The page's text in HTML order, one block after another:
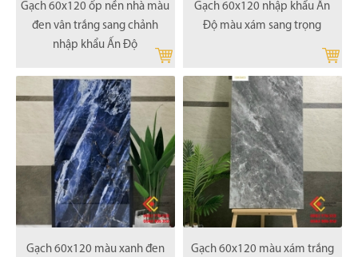
Gạch 60x120 ốp nền nhà màu
đen vân trắng sang chảnh
nhập khẩu Ấn Độ
Gạch 60x120 nhập khẩu Ấn
Độ màu xám sang trọng
Gạch 60x120 màu xanh đen
Gạch 60x120 màu xám trắng